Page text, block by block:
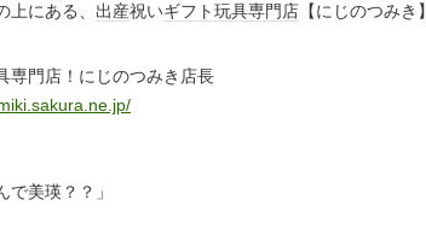
上にある、 出産祝いギフト玩具専門店 【にじのつみき】
専門店！にじのつみき店長
で美瑛？？」